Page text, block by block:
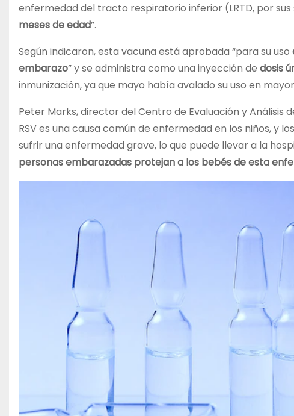
enfermedad del tracto respiratorio inferior (LRTD, por sus
meses de edad”.
Según indicaron, esta vacuna está aprobada “para su uso
embarazo” y se administra como una inyección de dosis
inmunización, ya que mayo había avalado su uso en
Peter Marks, director del Centro de Evaluación y Análisis
RSV es una causa común de enfermedad en los niños, y
sufrir una enfermedad grave, lo que puede llevar a la
personas embarazadas protejan a los bebés de esta